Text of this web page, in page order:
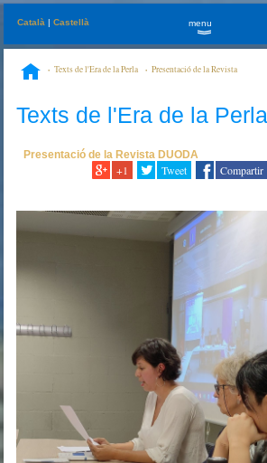
Català |Castellà menu
»
Texts de l'Era de la Perla
Presentació de la Revista
Texts de l'Era de la Perla
Presentació de la Revista DUODA
+1 Tweet Compartir